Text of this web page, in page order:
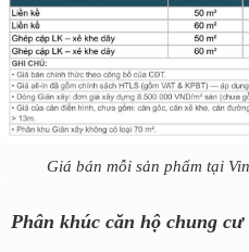
Giá bán mỗi sản phẩm tại
Phân khúc căn hộ chung cư